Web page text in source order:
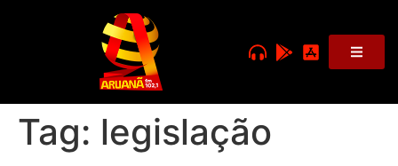
Tag: legislação